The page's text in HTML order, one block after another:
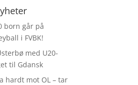
born går på
i FVBK!
med U20-
til Gdansk
hardt mot OL – tar